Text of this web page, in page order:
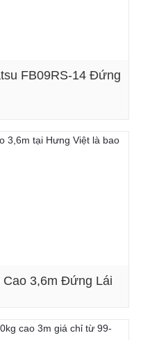
FB09RS-14 Đứng
3,6m Đứng Lái